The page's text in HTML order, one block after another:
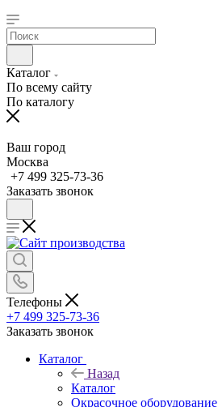
Каталог
По всему сайту
По каталогу
Ваш город
Москва
+7 499 325-73-36
Заказать звонок
Телефоны
+7 499 325-73-36
Заказать звонок
Каталог
Назад
Каталог
Окрасочное оборудование